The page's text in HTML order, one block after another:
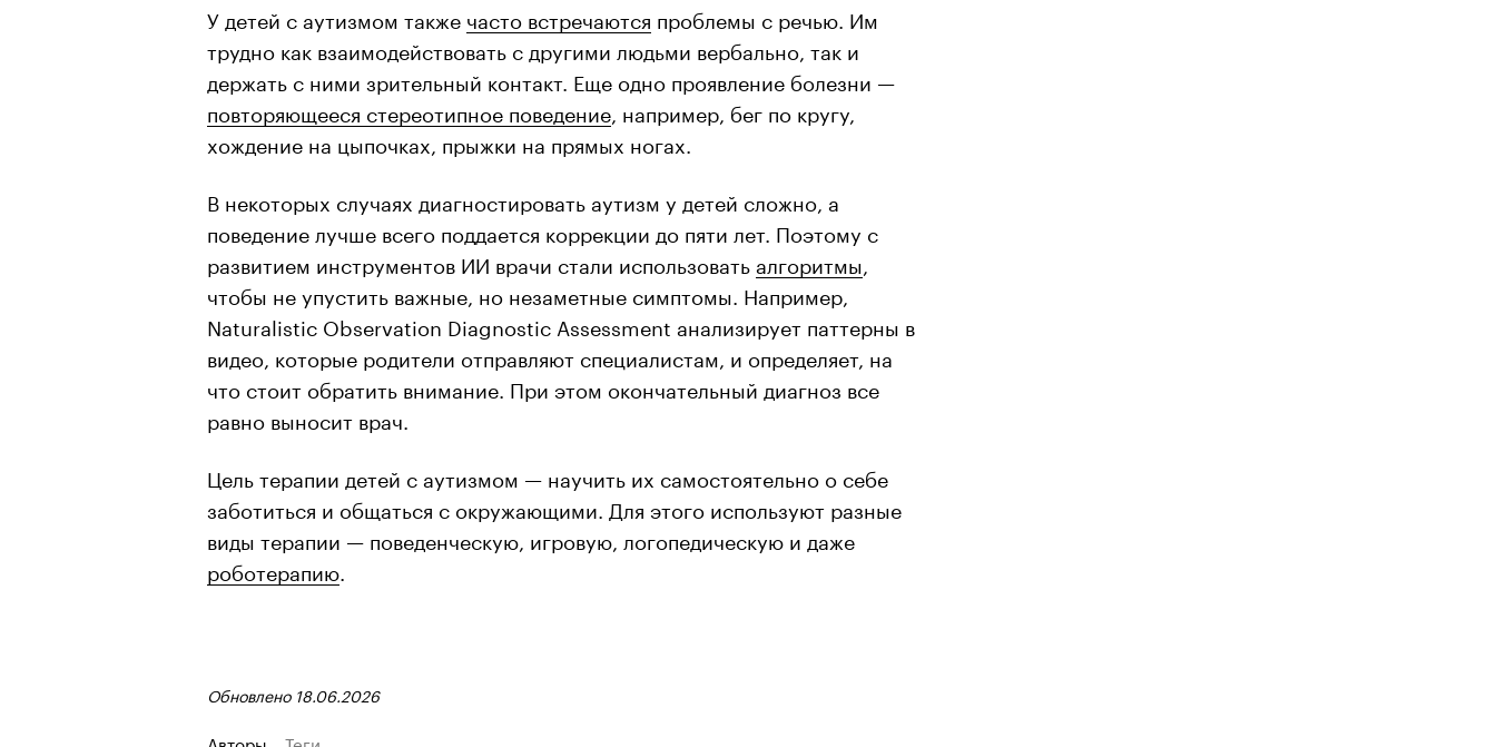
У детей с аутизмом также часто встречаются проблемы с речью. Им
трудно как взаимодействовать с другими людьми вербально, так и
держать с ними зрительный контакт. Еще одно проявление болезни —
повторяющееся стереотипное поведение , например, бег по кругу,
хождение на цыпочках, прыжки на прямых ногах.
В некоторых случаях диагностировать аутизм у детей сложно, а
поведение лучше всего поддается коррекции до пяти лет. Поэтому с
развитием инструментов ИИ врачи стали использоватьалгоритмы
чтобы не упустить важные, но незаметные симптомы. Например,
Naturalistic Observation Diagnostic Assessment анализирует паттерны в
видео, которые родители отправляют специалистам, и определяет, на
что стоит обратить внимание. При этом окончательный диагноз все
равно выносит врач.
Цель терапии детей с аутизмом — научить их самостоятельно о себе
заботиться и общаться с окружающими. Для этого используют разные
виды терапии — поведенческую, игровую, логопедическую и даже
роботерапию
Обновлено 18.06.2026